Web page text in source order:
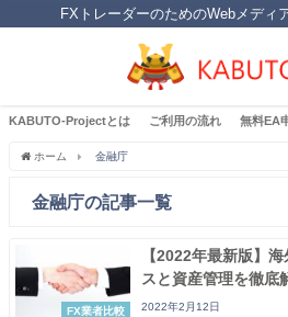
FXトレーダーのためのWebメディ
KABUTO-Projectとは ご利用の流れ 無料EA
ホーム 金融庁
金融庁の記事一覧
FX業者比較
【2022年最新版】
スと資産管理を徹底
2022年2月12日